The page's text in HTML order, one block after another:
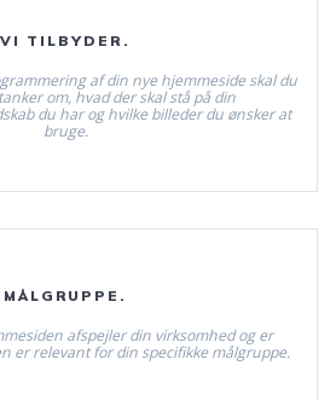
VI TILBYDER.
af din nye hjemmeside skal du
om, hvad der skal stå på din
du har og hvilke billeder du ønsker at
bruge.
MÅLGRUPPE.
afspejler din virksomhed og er
er relevant for din specifikke målgruppe.